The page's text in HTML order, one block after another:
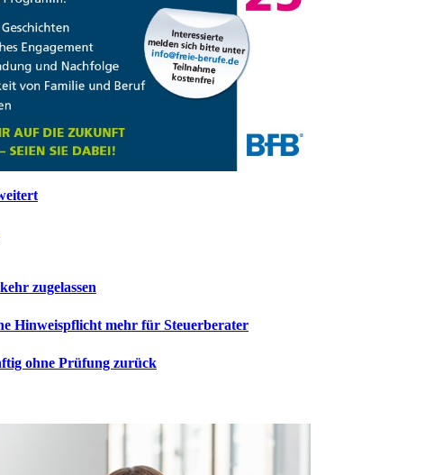
zugelassen
Hinweispflicht mehr für Steuerberater
ohne Prüfung zurück